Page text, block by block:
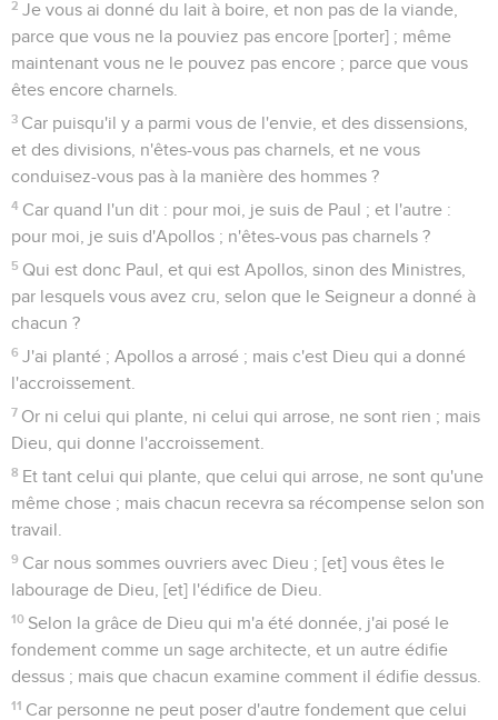
2 Je vous ai donné du lait à boire, et non pas de la viande,
parce que vous ne la pouviez pas encore [porter] ; même
maintenant vous ne le pouvez pas encore ; parce que vous
êtes encore charnels.
3 Car puisqu'il y a parmi vous de l'envie, et des dissensions,
et des divisions, n'êtes-vous pas charnels, et ne vous
conduisez-vous pas à la manière des hommes ?
4 Car quand l'un dit : pour moi, je suis de Paul ; et l'autre :
pour moi, je suis d'Apollos ; n'êtes-vous pas charnels ?
5 Qui est donc Paul, et qui est Apollos, sinon des Ministres,
par lesquels vous avez cru, selon que le Seigneur a donné à
chacun ?
6 J'ai planté ; Apollos a arrosé ; mais c'est Dieu qui a donné
l'accroissement.
7 Or ni celui qui plante, ni celui qui arrose, ne sont rien ; mais
Dieu, qui donne l'accroissement.
8 Et tant celui qui plante, que celui qui arrose, ne sont qu'une
même chose ; mais chacun recevra sa récompense selon son
travail.
9 Car nous sommes ouvriers avec Dieu ; [et] vous êtes le
labourage de Dieu, [et] l'édifice de Dieu.
10 Selon la grâce de Dieu qui m'a été donnée, j'ai posé le
fondement comme un sage architecte, et un autre édifie
dessus ; mais que chacun examine comment il édifie dessus.
11 Car personne ne peut poser d'autre fondement que celui